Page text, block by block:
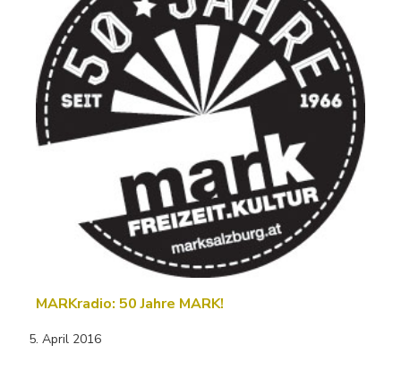
MARKradio: 50 Jahre MARK!
5. April 2016